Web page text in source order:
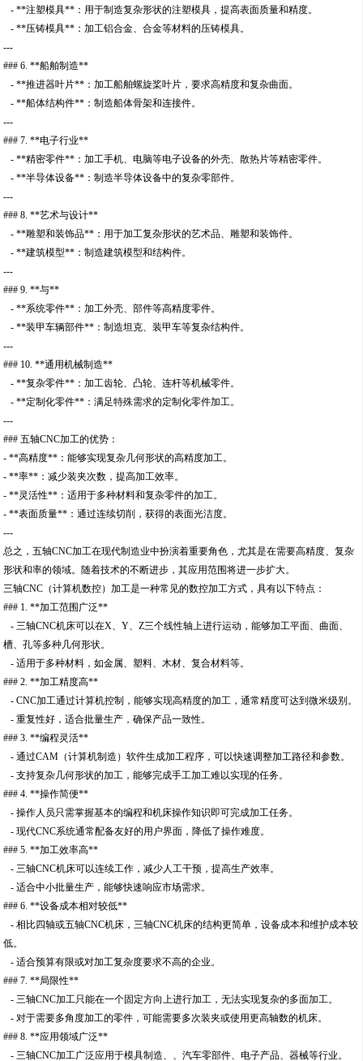
- **注塑模具**：用于制造复杂形状的注塑模具，提高表面质量和精度。
- **压铸模具**：加工铝合金、合金等材料的压铸模具。
---
### 6. **船舶制造**
- **推进器叶片**：加工船舶螺旋桨叶片，要求高精度和复杂曲面。
- **船体结构件**：制造船体骨架和连接件。
---
### 7. **电子行业**
- **精密零件**：加工手机、电脑等电子设备的外壳、散热片等精密零件。
- **半导体设备**：制造半导体设备中的复杂零部件。
---
### 8. **艺术与设计**
- **雕塑和装饰品**：用于加工复杂形状的艺术品、雕塑和装饰件。
- **建筑模型**：制造建筑模型和结构件。
---
### 9. **与**
- **系统零件**：加工外壳、部件等高精度零件。
- **装甲车辆部件**：制造坦克、装甲车等复杂结构件。
---
### 10. **通用机械制造**
- **复杂零件**：加工齿轮、凸轮、连杆等机械零件。
- **定制化零件**：满足特殊需求的定制化零件加工。
---
### 五轴CNC加工的优势：
- **高精度**：能够实现复杂几何形状的高精度加工。
- **率**：减少装夹次数，提高加工效率。
- **灵活性**：适用于多种材料和复杂零件的加工。
- **表面质量**：通过连续切削，获得的表面光洁度。
---
总之，五轴CNC加工在现代制造业中扮演着重要角色，尤其是在需要高精度、复杂
形状和率的领域。随着技术的不断进步，其应用范围将进一步扩大。
三轴CNC（计算机数控）加工是一种常见的数控加工方式，具有以下特点：
### 1. **加工范围广泛**
- 三轴CNC机床可以在X、Y、Z三个线性轴上进行运动，能够加工平面、曲面、
槽、孔等多种几何形状。
- 适用于多种材料，如金属、塑料、木材、复合材料等。
### 2. **加工精度高**
- CNC加工通过计算机控制，能够实现高精度的加工，通常精度可达到微米级别。
- 重复性好，适合批量生产，确保产品一致性。
### 3. **编程灵活**
- 通过CAM（计算机制造）软件生成加工程序，可以快速调整加工路径和参数。
- 支持复杂几何形状的加工，能够完成手工加工难以实现的任务。
### 4. **操作简便**
- 操作人员只需掌握基本的编程和机床操作知识即可完成加工任务。
- 现代CNC系统通常配备友好的用户界面，降低了操作难度。
### 5. **加工效率高**
- 三轴CNC机床可以连续工作，减少人工干预，提高生产效率。
- 适合中小批量生产，能够快速响应市场需求。
### 6. **设备成本相对较低**
- 相比四轴或五轴CNC机床，三轴CNC机床的结构更简单，设备成本和维护成本较
低。
- 适合预算有限或对加工复杂度要求不高的企业。
### 7. **局限性**
- 三轴CNC加工只能在一个固定方向上进行加工，无法实现复杂的多面加工。
- 对于需要多角度加工的零件，可能需要多次装夹或使用更高轴数的机床。
### 8. **应用领域广泛**
- 三轴CNC加工广泛应用于模具制造、、汽车零部件、电子产品、器械等行业。